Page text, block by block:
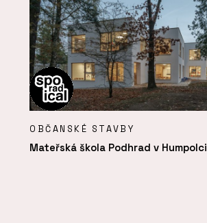
OBČANSKÉ STAVBY
Mateřská škola Podhrad v Humpolci